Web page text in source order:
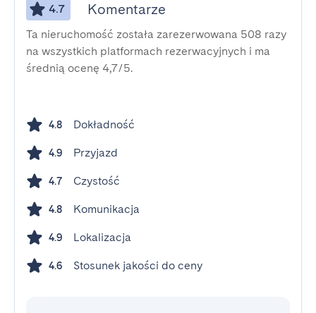
4.7 Komentarze
Ta nieruchomość została zarezerwowana 508 razy
na wszystkich platformach rezerwacyjnych i ma
średnią ocenę 4,7/5.
4.8 Dokładność
4.9 Przyjazd
4.7 Czystość
4.8 Komunikacja
4.9 Lokalizacja
4.6 Stosunek jakości do ceny